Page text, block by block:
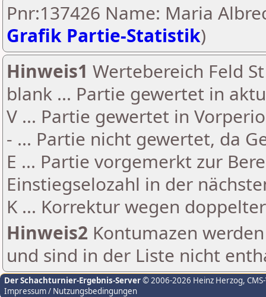
Pnr:137426 Name: Maria
Grafik Partie-Statistik)
Hinweis1 Wertebereich Feld
blank ... Partie gewertet in
V ... Partie gewertet in
- ... Partie nicht gewertet, da
E ... Partie vorgemerkt zur
Einstiegselozahl in der
K ... Korrektur wegen
Hinweis2 Kontumazen
und sind in der Liste nicht
Der Schachturnier-Ergebnis-Server© 2006-2026 Heinz Herzog,
Impressum / Nutzungsbedingungen